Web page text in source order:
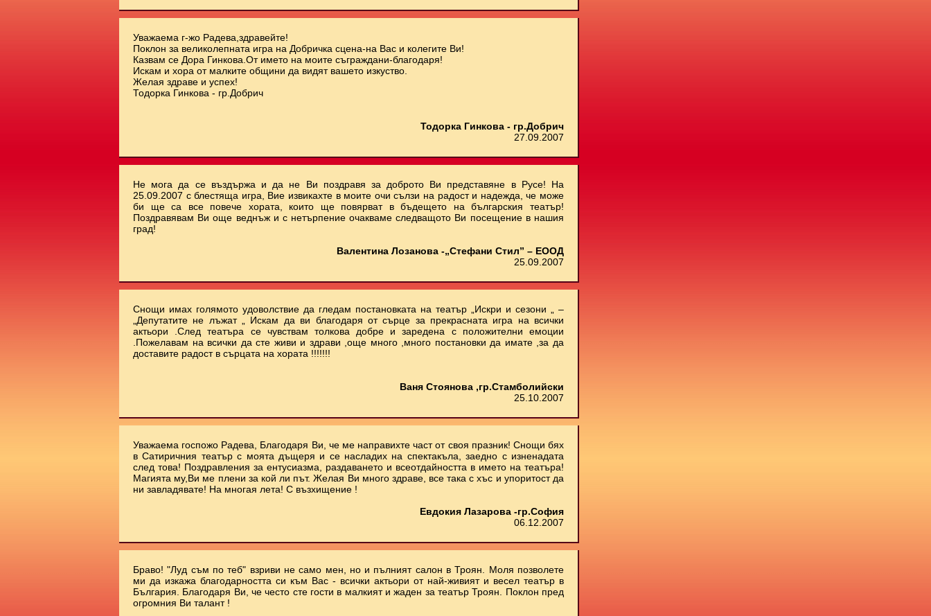
Уважаема г-жо Радева,здравейте!
Поклон за великолепната игра на Добричка сцена-на Вас и колегите Ви!
Казвам се Дора Гинкова.От името на моите съграждани-благодаря!
Искам и хора от малките общини да видят вашето изкуство.
Желая здраве и успех!
Тодорка Гинкова - гр.Добрич
Тодорка Гинкова - гр.Добрич
27.09.2007
Не мога да се въздържа и да не Ви поздравя за доброто Ви представяне в Русе! На
25.09.2007 с блестяща игра, Вие извикахте в моите очи сълзи на радост и надежда, че може
би ще са все повече хората, които ще повярват в бъдещето на българския театър!
Поздравявам Ви още веднъж и с нетърпение очакваме следващото Ви посещение в нашия
град!
Валентина Лозанова -„Стефани Стил” – ЕООД
25.09.2007
Снощи имах голямото удоволствие да гледам постановката на театър „Искри и сезони „ –
„Депутатите не лъжат „ Искам да ви благодаря от сърце за прекрасната игра на всички
актьори .След театъра се чувствам толкова добре и заредена с положителни емоции
.Пожелавам на всички да сте живи и здрави ,още много ,много постановки да имате ,за да
доставите радост в сърцата на хората !!!!!!!
Ваня Стоянова ,гр.Стамболийски
25.10.2007
Уважаема госпожо Радева, Благодаря Ви, че ме направихте част от своя празник! Снощи бях
в Сатиричния театър с моята дъщеря и се насладих на спектакъла, заедно с изненадата
след това! Поздравления за ентусиазма, раздаването и всеотдайността в името на театъра!
Магията му,Ви ме плени за кой ли път. Желая Ви много здраве, все така с хъс и упоритост да
ни завладявате! На многая лета! С възхищение !
Евдокия Лазарова -гр.София
06.12.2007
Браво! "Луд съм по теб" взриви не само мен, но и пълният салон в Троян. Моля позволете
ми да изкажа благодарността си към Вас - всички актьори от най-живият и весел театър в
България. Благодаря Ви, че често сте гости в малкият и жаден за театър Троян. Поклон пред
огромния Ви талант !